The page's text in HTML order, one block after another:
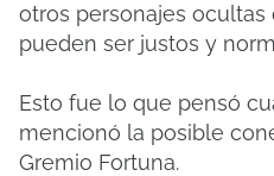
otros personajes ocultas
pueden ser justos y
Esto fue lo que pensó
mencionó la posible
Gremio Fortuna.